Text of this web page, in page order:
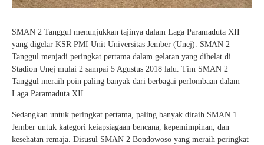
SMAN 2 Tanggul menunjukkan tajinya dalam Laga Paramaduta XII
yang digelar KSR PMI Unit Universitas Jember (Unej). SMAN 2
Tanggul menjadi peringkat pertama dalam gelaran yang dihelat di
Stadion Unej mulai 2 sampai 5 Agustus 2018 lalu. Tim SMAN 2
Tanggul meraih poin paling banyak dari berbagai perlombaan dalam
Laga Paramaduta XII.
Sedangkan untuk peringkat pertama, paling banyak diraih SMAN 1
Jember untuk kategori keiapsiagaan bencana, kepemimpinan, dan
kesehatan remaja. Disusul SMAN 2 Bondowoso yang meraih peringkat